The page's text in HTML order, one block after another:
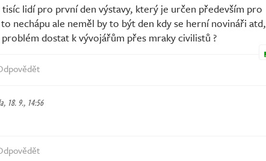
tisíc lidí pro první den výstavy, který je určen především pro
to nechápu ale neměl by to být den kdy se herní novináři atd,
dostat k vývojářům přes mraky civilistů ?
18. 9., 14:56